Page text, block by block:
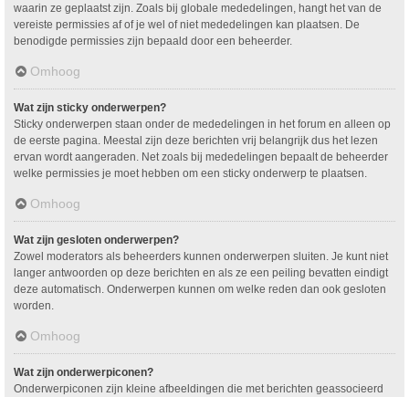
waarin ze geplaatst zijn. Zoals bij globale mededelingen, hangt het van de
vereiste permissies af of je wel of niet mededelingen kan plaatsen. De
benodigde permissies zijn bepaald door een beheerder.
Omhoog
Wat zijn sticky onderwerpen?
Sticky onderwerpen staan onder de mededelingen in het forum en alleen op
de eerste pagina. Meestal zijn deze berichten vrij belangrijk dus het lezen
ervan wordt aangeraden. Net zoals bij mededelingen bepaalt de beheerder
welke permissies je moet hebben om een sticky onderwerp te plaatsen.
Omhoog
Wat zijn gesloten onderwerpen?
Zowel moderators als beheerders kunnen onderwerpen sluiten. Je kunt niet
langer antwoorden op deze berichten en als ze een peiling bevatten eindigt
deze automatisch. Onderwerpen kunnen om welke reden dan ook gesloten
worden.
Omhoog
Wat zijn onderwerpiconen?
Onderwerpiconen zijn kleine afbeeldingen die met berichten geassocieerd